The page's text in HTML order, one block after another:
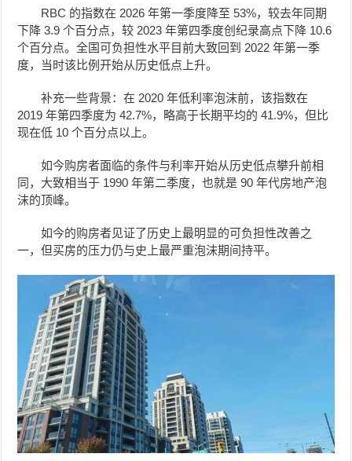
RBC 的指数在 2026 年第一季度降至 53%，较去年同期
下降 3.9 个百分点，较 2023 年第四季度创纪录高点下降 10.6
个百分点。全国可负担性水平目前大致回到 2022 年第一季
度，当时该比例开始从历史低点上升。
补充一些背景：在 2020 年低利率泡沫前，该指数在
2019 年第四季度为 42.7%，略高于长期平均的 41.9%，但比
现在低 10 个百分点以上。
如今购房者面临的条件与利率开始从历史低点攀升前相
同，大致相当于 1990 年第二季度，也就是 90 年代房地产泡
沫的顶峰。
如今的购房者见证了历史上最明显的可负担性改善之
一，但买房的压力仍与史上最严重泡沫期间持平。